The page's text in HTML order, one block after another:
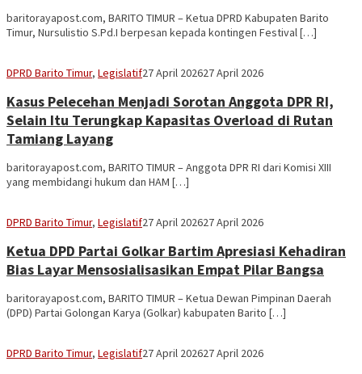
baritorayapost.com, BARITO TIMUR – Ketua DPRD Kabupaten Barito
Timur, Nursulistio S.Pd.I berpesan kepada kontingen Festival […]
DPRD Barito Timur, LegislatifSekber
27 April 202627 April 2026
Kasus Pelecehan Menjadi Sorotan Anggota DPR RI,
Selain Itu Terungkap Kapasitas Overload di Rutan
Tamiang Layang
baritorayapost.com, BARITO TIMUR – Anggota DPR RI dari Komisi XIII
yang membidangi hukum dan HAM […]
DPRD Barito Timur, LegislatifSekber
27 April 202627 April 2026
Ketua DPD Partai Golkar Bartim Apresiasi Kehadiran
Bias Layar Mensosialisasikan Empat Pilar Bangsa
baritorayapost.com, BARITO TIMUR – Ketua Dewan Pimpinan Daerah
(DPD) Partai Golongan Karya (Golkar) kabupaten Barito […]
DPRD Barito Timur, LegislatifSekber
27 April 202627 April 2026